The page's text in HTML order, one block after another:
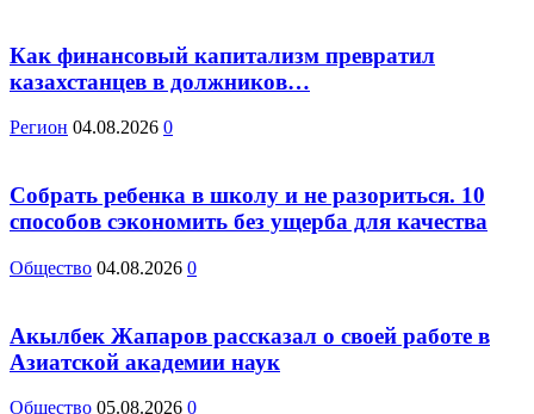
Как финансовый капитализм превратил
казахстанцев в должников…
Регион 04.08.2026 0
Собрать ребенка в школу и не разориться. 10
способов сэкономить без ущерба для качества
Общество 04.08.2026 0
Акылбек Жапаров рассказал о своей работе в
Азиатской академии наук
Общество 05.08.2026 0